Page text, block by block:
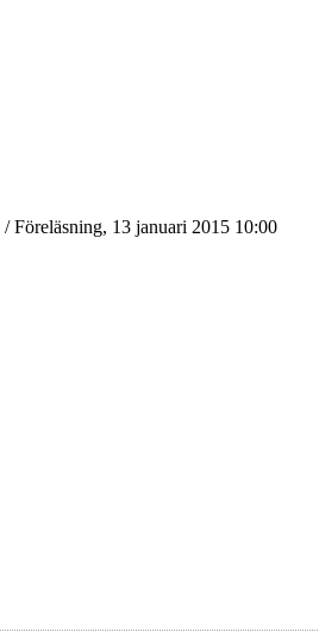
/Föreläsning, 13 januari 2015 10:00